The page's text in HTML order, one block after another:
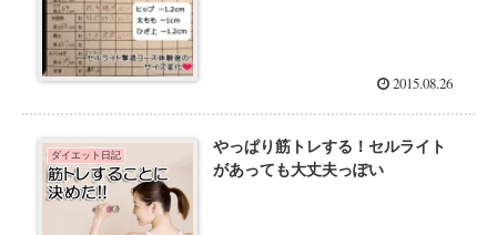
2015.08.26
ダイエット日記
やっぱり筋トレする！セルライト
があっても大丈夫っぽい